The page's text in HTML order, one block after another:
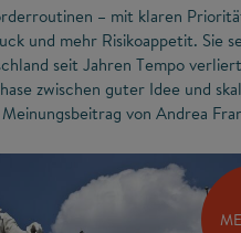
– mit klaren
und mehr Risikoappetit. Sie
seit Jahren Tempo
zwischen guter Idee und
von Andrea